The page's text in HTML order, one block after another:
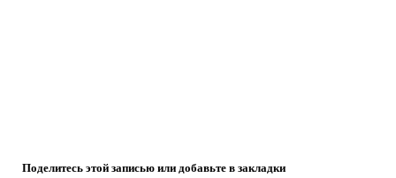
Поделитесь этой записью или добавьте в закладки